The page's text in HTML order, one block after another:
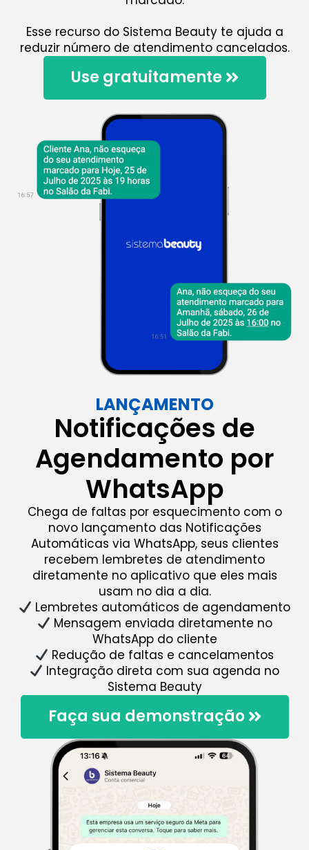
Esse recurso do Sistema Beauty te ajuda a
reduzir número de atendimento cancelados.
Use gratuitamente
LANÇAMENTO
Notificações de
Agendamento por
WhatsApp
Chega de faltas por esquecimento com o
novo lançamento das Notificações
Automáticas via WhatsApp, seus clientes
recebem lembretes de atendimento
diretamente no aplicativo que eles mais
usam no dia a dia.
Lembretes automáticos de agendamento
Mensagem enviada diretamente no
WhatsApp do cliente
Redução de faltas e cancelamentos
Integração direta com sua agenda no
Sistema Beauty
Faça sua demonstração